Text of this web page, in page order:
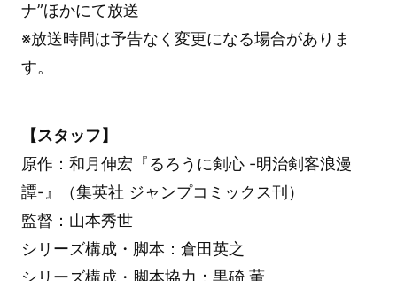
ナ”ほかにて放送
※放送時間は予告なく変更になる場合がありま
す。
【スタッフ】
原作：和月伸宏『るろうに剣心 -明治剣客浪漫
譚-』（集英社 ジャンプコミックス刊）
監督：山本秀世
シリーズ構成・脚本：倉田英之
シリーズ構成・脚本協力：黒碕 薫